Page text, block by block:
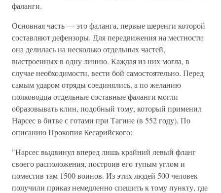
фаланги.
Основная часть — это фаланга, первые шеренги которой
составляют дефензоры. Для передвижения на местности
она делилась на несколько отдельных частей,
выстроенных в одну линию. Каждая из них могла, в
случае необходимости, вести бой самостоятельно. Перед
самым ударом отряды соединялись, а по желанию
полководца отдельные составные фаланги могли
образовывать клин, подобный тому, который применил
Нарсес в битве с готами при Тагине (в 552 году). По
описанию Прокопия Кесарийского:
"Нарсес выдвинул вперед лишь крайний левый фланг
своего расположения, построив его тупым углом и
поместив там 1500 воинов. Из этих людей 500 человек
получили приказ немедленно спешить к тому пункту, где